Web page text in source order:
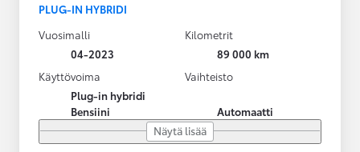
PLUG-IN HYBRIDI
Vuosimalli
04-2023
Kilometrit
89 000 km
Käyttövoima
Plug-in hybridi
Bensiini
Vaihteisto
Automaatti
Näytä lisää